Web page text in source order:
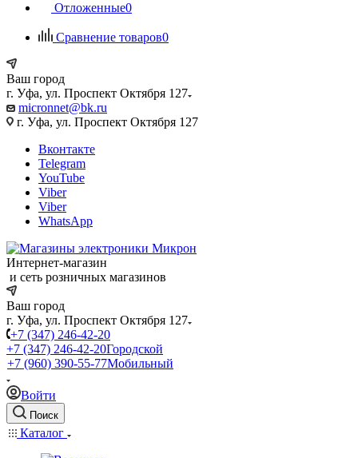
Отложенные0
Сравнение товаров0
Ваш город
г. Уфа, ул. Проспект Октября 127
micronnet@bk.ru
г. Уфа, ул. Проспект Октября 127
Вконтакте
Telegram
YouTube
Viber
Viber
WhatsApp
Интернет-магазин
и сеть розничных магазинов
Ваш город
г. Уфа, ул. Проспект Октября 127
+7 (347) 246-42-20
+7 (347) 246-42-20Городской
+7 (960) 390-55-77Мобильный
Войти
Поиск
Каталог